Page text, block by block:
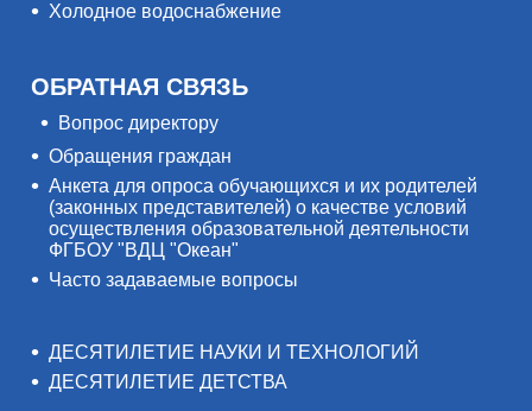
Холодное водоснабжение
ОБРАТНАЯ СВЯЗЬ
Вопрос директору
Обращения граждан
Анкета для опроса обучающихся и их родителей
(законных представителей) о качестве условий
осуществления образовательной деятельности
ФГБОУ "ВДЦ "Океан"
Часто задаваемые вопросы
ДЕСЯТИЛЕТИЕ НАУКИ И ТЕХНОЛОГИЙ
ДЕСЯТИЛЕТИЕ ДЕТСТВА